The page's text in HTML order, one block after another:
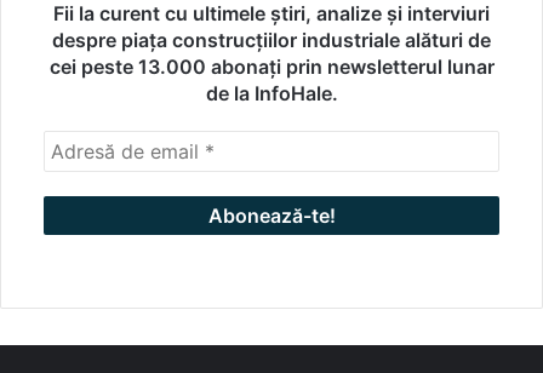
Fii la curent cu ultimele știri, analize și interviuri
despre piața construcțiilor industriale alături de
cei peste 13.000 abonați prin newsletterul lunar
de la InfoHale.